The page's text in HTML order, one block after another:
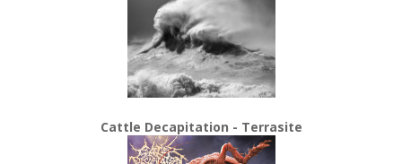
Cattle Decapitation - Terrasite